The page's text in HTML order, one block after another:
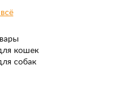
кожном зуде.
или желудочно-
кожном лейшманиозе.
элиминационной диеты.
кошек
собак